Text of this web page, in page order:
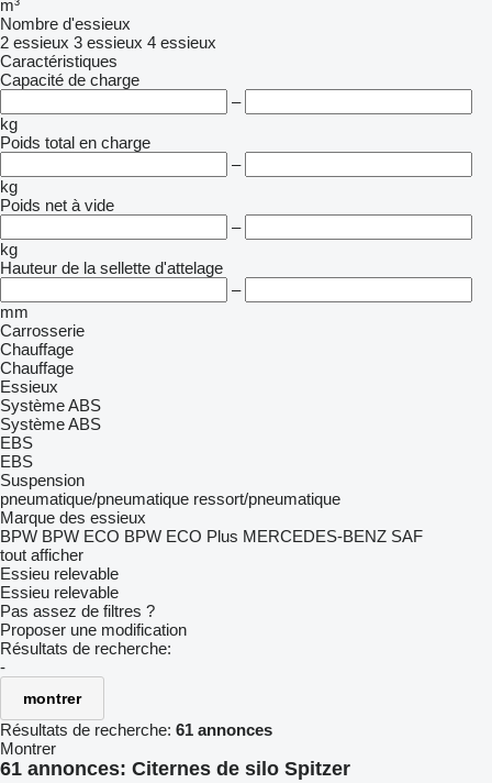
m³
Nombre d'essieux
2 essieux 3 essieux 4 essieux
Caractéristiques
Capacité de charge
–
kg
Poids total en charge
–
kg
Poids net à vide
–
kg
Hauteur de la sellette d'attelage
–
mm
Carrosserie
Chauffage
Chauffage
Essieux
Système ABS
Système ABS
EBS
EBS
Suspension
pneumatique/pneumatique ressort/pneumatique
Marque des essieux
BPW BPW ECO BPW ECO Plus MERCEDES-BENZ SAF
tout afficher
Essieu relevable
Essieu relevable
Pas assez de filtres ?
Proposer une modification
Résultats de recherche:
-
montrer
Résultats de recherche: 61 annonces
Montrer
61 annonces: Citernes de silo Spitzer